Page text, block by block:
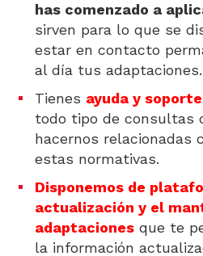
has comenzado a
sirven para lo que se
estar en contacto
al día tus adaptaciones.
Tienes ayuda y
todo tipo de consultas
hacernos relacionadas
estas normativas.
Disponemos de
actualización y el
adaptaciones que te
la información